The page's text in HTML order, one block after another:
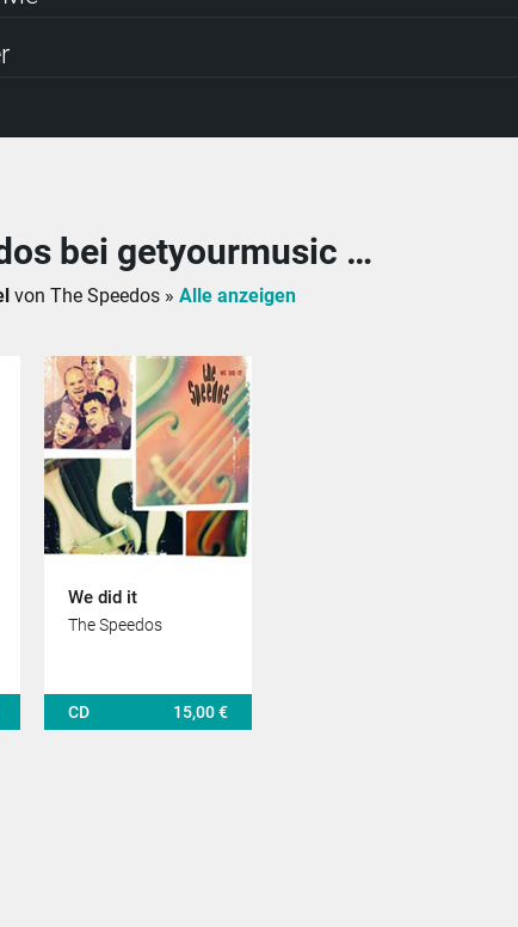
bei getyourmusic …
von The Speedos » Alle anzeigen
We did it
The Speedos
CD 15,00 €